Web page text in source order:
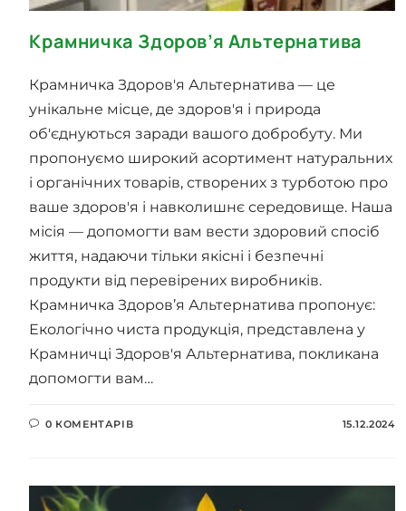
Крамничка Здоров’я Альтернатива
Крамничка Здоров'я Альтернатива — це
унікальне місце, де здоров'я і природа
об'єднуються заради вашого добробуту. Ми
пропонуємо широкий асортимент натуральних
і органічних товарів, створених з турботою про
ваше здоров'я і навколишнє середовище. Наша
місія — допомогти вам вести здоровий спосіб
життя, надаючи тільки якісні і безпечні
продукти від перевірених виробників.
Крамничка Здоров’я Альтернатива пропонує:
Екологічно чиста продукція, представлена у
Крамничці Здоров'я Альтернатива, покликана
допомогти вам…
0 КОМЕНТАРІВ 15.12.2024